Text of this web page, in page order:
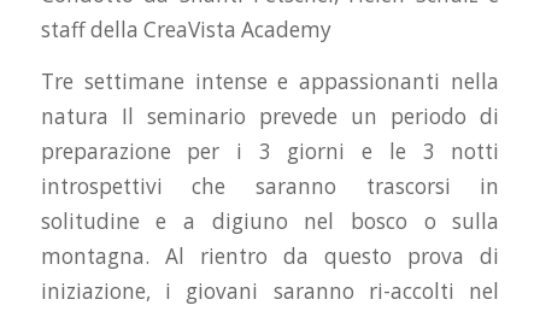
staff della CreaVista Academy
Tre settimane intense e appassionanti nella
natura Il seminario prevede un periodo di
preparazione per i 3 giorni e le 3 notti
introspettivi che saranno trascorsi in
solitudine e a digiuno nel bosco o sulla
montagna. Al rientro da questo prova di
iniziazione, i giovani saranno ri-accolti nel